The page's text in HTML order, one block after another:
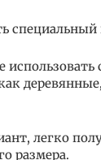
использовать
легко
размера.